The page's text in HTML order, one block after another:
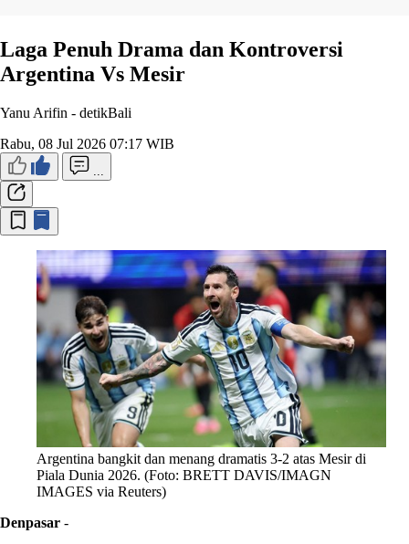
Laga Penuh Drama dan Kontroversi
Argentina Vs Mesir
Yanu Arifin - detikBali
Rabu, 08 Jul 2026 07:17 WIB
Argentina bangkit dan menang dramatis 3-2 atas Mesir di
Piala Dunia 2026. (Foto: BRETT DAVIS/IMAGN
IMAGES via Reuters)
Denpasar -